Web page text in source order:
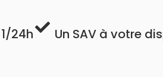
24h Un SAV à votre